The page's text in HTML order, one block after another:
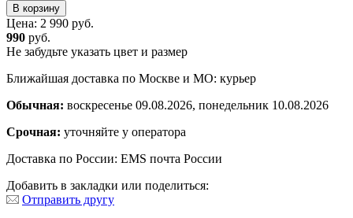
Цена: 2 990 руб.
990 руб.
Не забудьте указать цвет и размер
Ближайшая доставка по Москве и МО: курьер
Обычная: воскресенье 09.08.2026, понедельник 10.08.2026
Срочная: уточняйте у оператора
Доставка по России: EMS почта России
Добавить в закладки или поделиться:
Отправить другу